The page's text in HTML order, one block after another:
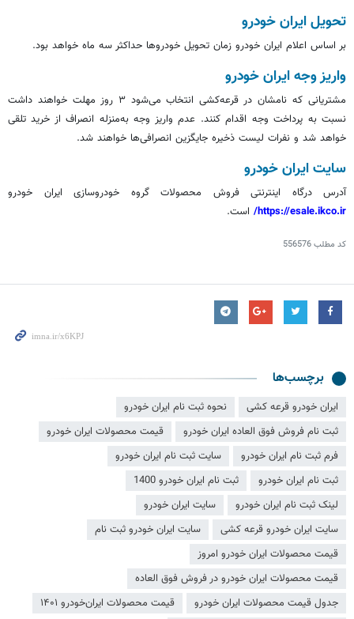
تحویل ایران خودرو
بر اساس اعلام ایران خودرو زمان تحویل خودروها حداکثر سه ماه خواهد بود.‌
واریز وجه ایران خودرو
مشتریانی که نامشان در قرعه‌کشی انتخاب می‌شود ۳ روز مهلت خواهند داشت
نسبت به پرداخت وجه اقدام کنند. عدم واریز وجه به‌منزله انصراف از خرید تلقی
خواهد شد و نفرات لیست ذخیره جایگزین انصرافی‌ها خواهند شد.
سایت ایران خودرو
آدرس درگاه اینترنتی فروش محصولات گروه خودروسازی ایران خودرو
https://esale.ikco.ir/ است.
کد مطلب556576
برچسب‌ها
ایران خودرو قرعه کشی
نحوه ثبت نام ایران خودرو
ثبت نام فروش فوق العاده ایران خودرو
قیمت محصولات ایران خودرو
فرم ثبت نام ایران خودرو
سایت ثبت نام ایران خودرو
ثبت نام ایران خودرو
ثبت نام ایران خودرو 1400
لینک ثبت نام ایران خودرو
سایت ایران خودرو
سایت ایران خودرو قرعه کشی
سایت ایران خودرو ثبت نام
قیمت محصولات ایران خودرو امروز
قیمت محصولات ایران خودرو در فروش فوق العاده
جدول قیمت محصولات ایران خودرو
قیمت محصولات ایران‌خودرو ۱۴۰۱